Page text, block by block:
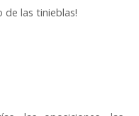
las tinieblas!